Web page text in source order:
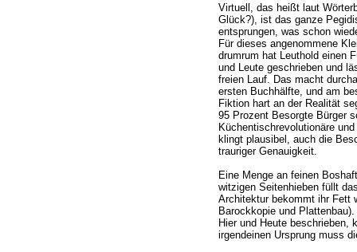
Virtuell, das heißt laut
Glück?), ist das ganze
entsprungen, was schon
Für dieses angenommene
drumrum hat Leuthold einen
und Leute geschrieben und
freien Lauf. Das macht
ersten Buchhälfte, und am
Fiktion hart an der Realität
95 Prozent Besorgte Bürger
Küchentischrevolutionäre
klingt plausibel, auch die
trauriger Genauigkeit.
Eine Menge an feinen
witzigen Seitenhieben füllt
Architektur bekommt ihr Fett
Barockkopie und
Hier und Heute
irgendeinen Ursprung muss